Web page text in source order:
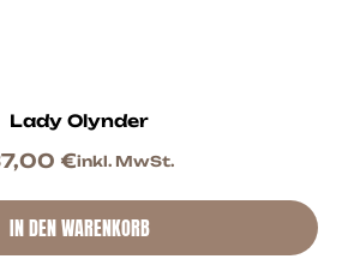
Lady Olynder
€inkl. MwSt.
IN DEN WARENKORB